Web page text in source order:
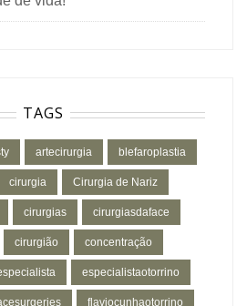
TAGS
artecirurgia blefaroplastia
cirurgia Cirurgia de Nariz
cirurgias cirurgiasdaface
cirurgião concentração
especialistaotorrino
flaviocunhaotorrino